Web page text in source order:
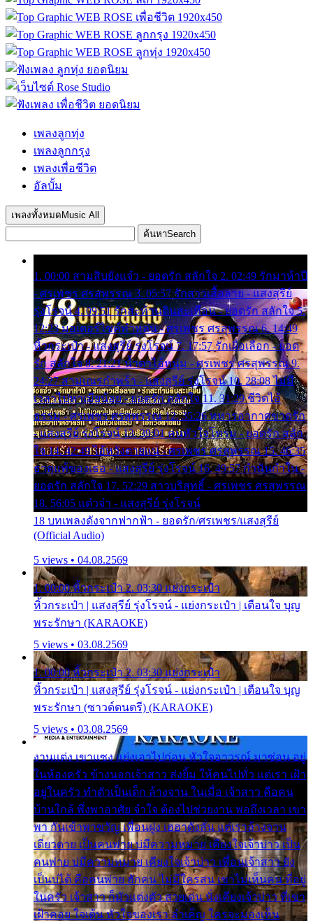
เพลงลูกทุ่ง
เพลงลูกกรุง
เพลงเพื่อชีวิต
อัลบั้ม
เพลงทั้งหมด Music All
ค้นหาSearch
1. 00:00 สามสิบยังแจ๋ว - ยอดรัก สลักใจ 2. 02:49 รักมาห้าปี
- ศรเพชร ศรสุพรรณ 3. 05:57 รักสาวเสื้อลาย - แสงสุรีย์
รุ่งโรจน์ 4. 09:51 รักสะท้านดินสะเทือน - ยอดรัก สลักใจ 5.
12:23 มอเตอร์ไซค์ทำหล่น - ศรเพชร ศรสุพรรณ 6. 14:49
หิ้วกระเป๋า - แสงสุรีย์ รุ่งโรจน์ 7. 17:57 รักเผื่อเลือก - ยอด
รัก สลักใจ 8. 21:21 น้ำตาไอ้หนุ่ม - ศรเพชร ศรสุพรรณ 9.
24:27 สามเณรกำพร้า - แสงสุรีย์ รุ่งโรจน์ 10. 28:08 ไม่มี
เวลาไปหาเมียน้อย - ยอดรัก สลักใจ 11. 31:29 ชีวิตไอ้
ธรรม - ศรเพชร ศรสุพรรณ 12. 35:26 ทหารอากาศขาดรัก
- แสงสุรีย์ รุ่งโรจน์ 13. 39:01 คนหัวใจโทรม - ยอดรัก สลัก
ใจ 14. 42:49 ไอ้หวังตายแน่ - ศรเพชร ศรสุพรรณ 15. 46:35
ธาตุแท้ของเธอ - แสงสุรีย์ รุ่งโรจน์ 16. 49:57 กำนันกำใน -
ยอดรัก สลักใจ 17. 52:29 สาวบริสุทธิ์ - ศรเพชร ศรสุพรรณ
18. 56:05 แต๋วจ๋า - แสงสุรีย์ รุ่งโรจน์
18 บทเพลงดังจากฟากฟ้า - ยอดรัก/ศรเพชร/แสงสุรีย์
(Official Audio)
5 views • 04.08.2569
1. 00:00 หิ้วกระเป๋า 2. 03:30 แย่งกระเป๋า
หิ้วกระเป๋า | แสงสุรีย์ รุ่งโรจน์ - แย่งกระเป๋า | เตือนใจ บุญ
พระรักษา (KARAOKE)
5 views • 03.08.2569
1. 00:00 หิ้วกระเป๋า 2. 03:30 แย่งกระเป๋า
หิ้วกระเป๋า | แสงสุรีย์ รุ่งโรจน์ - แย่งกระเป๋า | เตือนใจ บุญ
พระรักษา (ซาวด์ดนตรี) (KARAOKE)
5 views • 03.08.2569
งานแต่ง เขาแซง แย่งเอาไปก่อน หัวใจอาวรณ์ มาซ่อน อยู่
ในห้องครัว ข้างนอกเจ้าสาว ส่งยิ้ม ให้คนไปทั่ว แต่เรา เฝ้า
อยู่ในครัว ทำตัวเป็นเด็ก ล้างจาน ในเมื่อ เจ้าสาว คือคน
บ้านใกล้ พึ่งพาอาศัย จำใจ ต้องไปช่วยงาน พอถึงเวลา เขา
พา กันเข้าพาขวัญ เพื่อนฝูง เฮฮาดังลั่น แต่เราล้างจาน
เดียวดาย เป็นคนพ่าย บ่มีความหมาย เคียงใจเจ้าบ่าว เป็น
คนพ่าย บ่มีความหมาย เคียงใจเจ้าบ่าว เพื่อนเจ้าสาว ยัง
เป็นบ่ได้ คือคนพ่าย ฮักคน ไม่มีใครสน เขาไม่เห็นคน ที่อยู่
ในครัว เจ้าสาว ก็มัวแต่งตัว สวยเด่น นั่งเคียงเจ้าบ่าว ที่เขา
เฝ้าคอย ใจเต้น หัวใจของเรา ลำเค็ญ ใครจะมองเห็น